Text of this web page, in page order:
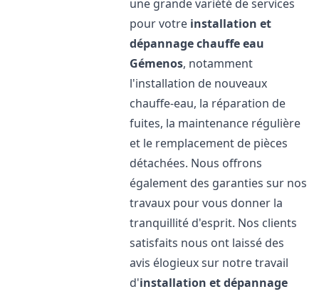
une grande variété de services
pour votre installation et
dépannage chauffe eau
Gémenos, notamment
l'installation de nouveaux
chauffe-eau, la réparation de
fuites, la maintenance régulière
et le remplacement de pièces
détachées. Nous offrons
également des garanties sur nos
travaux pour vous donner la
tranquillité d'esprit. Nos clients
satisfaits nous ont laissé des
avis élogieux sur notre travail
d'installation et dépannage